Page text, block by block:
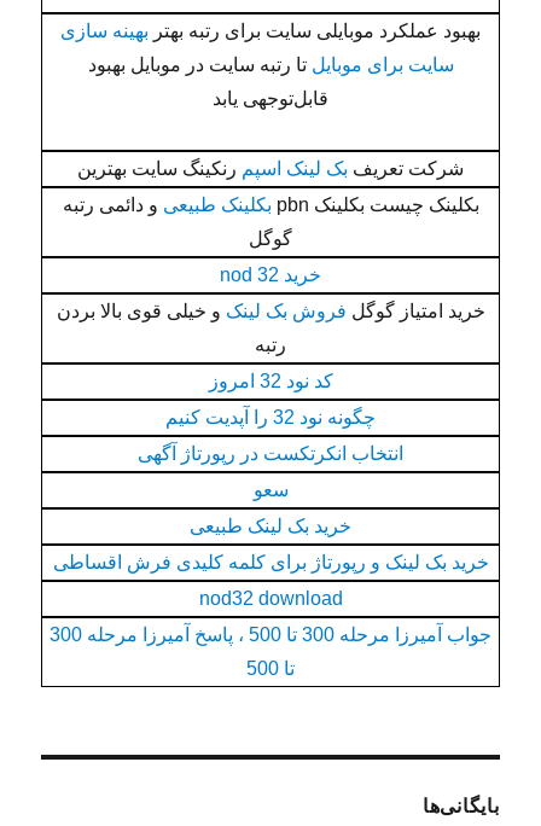
بهبود عملکرد موبایلی سایت برای رتبه بهتر بهینه سازی
سایت برای موبایل تا رتبه سایت در موبایل بهبود
قابل‌توجهی یابد
شرکت تعریف بک لینک اسپم رنکینگ سایت بهترین
بکلینک چیست بکلینک pbn
بکلینک طبیعی و دائمی رتبه
گوگل
خرید nod 32
خرید امتیاز گوگل فروش بک لینک و خیلی قوی بالا بردن
رتبه
کد نود 32 امروز
چگونه نود 32 را آپدیت کنیم
انتخاب انکرتکست در رپورتاژ آگهی
سعو
خرید بک لینک طبیعی
خرید بک لینک و رپورتاژ برای کلمه کلیدی فرش اقساطی
nod32 download
جواب آمیرزا مرحله 300 تا 500 ، پاسخ آمیرزا مرحله 300
تا 500
بایگانی‌ها